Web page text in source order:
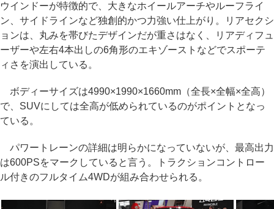
ウインドーが特徴的で、大きなホイールアーチやルーフライ
ン、サイドラインなど独創的かつ力強い仕上がり。リアセクシ
ョンは、丸みを帯びたデザインだが重さはなく、リアディフュ
ーザーや左右4本出しの6角形のエキゾーストなどでスポーテ
ィさを演出している。
ボディーサイズは4990×1990×1660mm（全長×全幅×全高）
で、SUVにしては全高が低められているのがポイントとなっ
ている。
パワートレーンの詳細は明らかになっていないが、最高出力
は600PSをマークしていると言う。トラクションコントロー
ル付きのフルタイム4WDが組み合わせられる。